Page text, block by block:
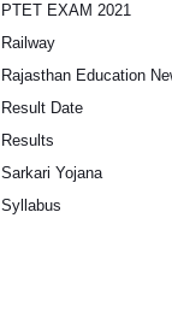
PTET EXAM 2021
Railway
Rajasthan Education
Result Date
Results
Sarkari Yojana
Syllabus